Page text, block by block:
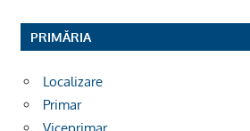
PRIMĂRIA
Localizare
Primar